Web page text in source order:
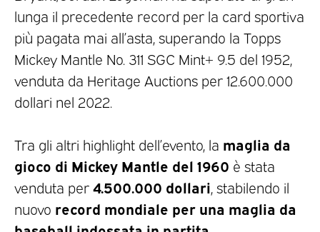
lunga il precedente record per la card sportiva
più pagata mai all’asta, superando la Topps
Mickey Mantle No. 311 SGC Mint+ 9.5 del 1952,
venduta da Heritage Auctions per 12.600.000
dollari nel 2022.
Tra gli altri highlight dell’evento, la maglia da
gioco di Mickey Mantle del 1960 è stata
venduta per4.500.000 dollari , stabilendo il
nuovo record mondiale per una maglia da